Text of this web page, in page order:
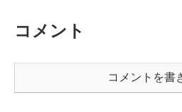
コメント
コメントを書